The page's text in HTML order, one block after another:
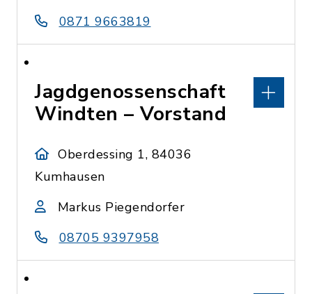
0871 9663819
Jagdgenossenschaft
Windten – Vorstand
Oberdessing 1, 84036
Kumhausen
Markus Piegendorfer
08705 9397958